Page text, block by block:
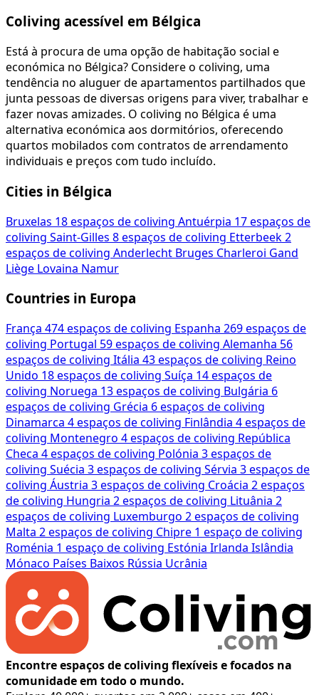
Coliving acessível em Bélgica
Está à procura de uma opção de habitação social e
económica no Bélgica? Considere o coliving, uma
tendência no aluguer de apartamentos partilhados que
junta pessoas de diversas origens para viver, trabalhar e
fazer novas amizades. O coliving no Bélgica é uma
alternativa económica aos dormitórios, oferecendo
quartos mobilados com contratos de arrendamento
individuais e preços com tudo incluído.
Cities in Bélgica
Bruxelas 18 espaços de coliving Antuérpia 17 espaços de
coliving Saint-Gilles 8 espaços de coliving Etterbeek2
espaços de coliving Anderlecht Bruges Charleroi Gand
Liège Lovaina Namur
Countries in Europa
França 474 espaços de coliving Espanha 269 espaços de
coliving Portugal 59 espaços de coliving Alemanha 56
espaços de coliving Itália 43 espaços de coliving Reino
Unido 18 espaços de coliving Suíça 14 espaços de
coliving Noruega 13 espaços de coliving Bulgária 6
espaços de coliving Grécia 6 espaços de coliving
Dinamarca 4 espaços de coliving Finlândia 4 espaços de
coliving Montenegro 4 espaços de coliving República
Checa 4 espaços de coliving Polónia 3 espaços de
coliving Suécia 3 espaços de coliving Sérvia 3 espaços de
coliving Áustria 3 espaços de coliving Croácia 2 espaços
de coliving Hungria 2 espaços de coliving Lituânia 2
espaços de coliving Luxemburgo 2 espaços de coliving
Malta 2 espaços de coliving Chipre 1 espaço de coliving
Roménia 1 espaço de coliving Estónia Irlanda Islândia
Mónaco Países Baixos Rússia Ucrânia
Encontre espaços de coliving flexíveis e focados na
comunidade em todo o mundo.